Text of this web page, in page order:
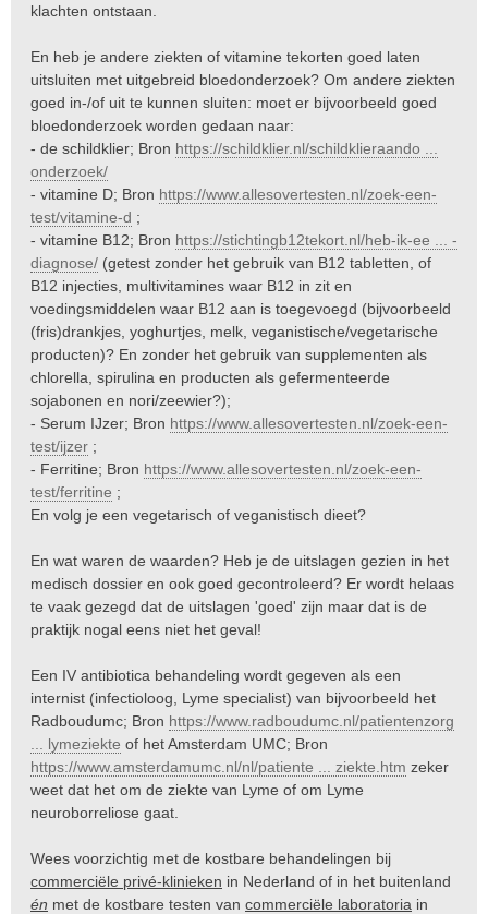
t
klachten ontstaan.
En heb je andere ziekten of vitamine tekorten goed laten
uitsluiten met uitgebreid bloedonderzoek? Om andere ziekten
goed in-/of uit te kunnen sluiten: moet er bijvoorbeeld goed
bloedonderzoek worden gedaan naar:
- de schildklier; Bron https://schildklier.nl/schildklieraando ...
onderzoek/
- vitamine D; Bron https://www.allesovertesten.nl/zoek-een-
test/vitamine-d ;
- vitamine B12; Bron https://stichtingb12tekort.nl/heb-ik-ee ... -
diagnose/ (getest zonder het gebruik van B12 tabletten, of
B12 injecties, multivitamines waar B12 in zit en
voedingsmiddelen waar B12 aan is toegevoegd (bijvoorbeeld
(fris)drankjes, yoghurtjes, melk, veganistische/vegetarische
producten)? En zonder het gebruik van supplementen als
chlorella, spirulina en producten als gefermenteerde
sojabonen en nori/zeewier?);
- Serum IJzer; Bron https://www.allesovertesten.nl/zoek-een-
test/ijzer ;
- Ferritine; Bron https://www.allesovertesten.nl/zoek-een-
test/ferritine ;
En volg je een vegetarisch of veganistisch dieet?
En wat waren de waarden? Heb je de uitslagen gezien in het
medisch dossier en ook goed gecontroleerd? Er wordt helaas
te vaak gezegd dat de uitslagen 'goed' zijn maar dat is de
praktijk nogal eens niet het geval!
Een IV antibiotica behandeling wordt gegeven als een
internist (infectioloog, Lyme specialist) van bijvoorbeeld het
Radboudumc; Bron https://www.radboudumc.nl/patientenzorg
... lymeziekte of het Amsterdam UMC; Bron
https://www.amsterdamumc.nl/nl/patiente ... ziekte.htm zeker
weet dat het om de ziekte van Lyme of om Lyme
neuroborreliose gaat.
Wees voorzichtig met de kostbare behandelingen bij
commerciële privé-klinieken in Nederland of in het buitenland
én met de kostbare testen van commerciële laboratoria in